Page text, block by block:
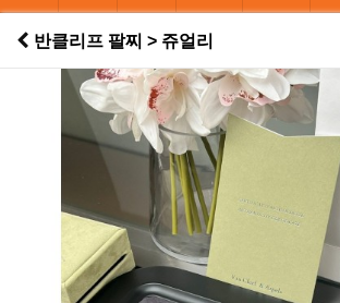
반클리프 팔찌 > 쥬얼리